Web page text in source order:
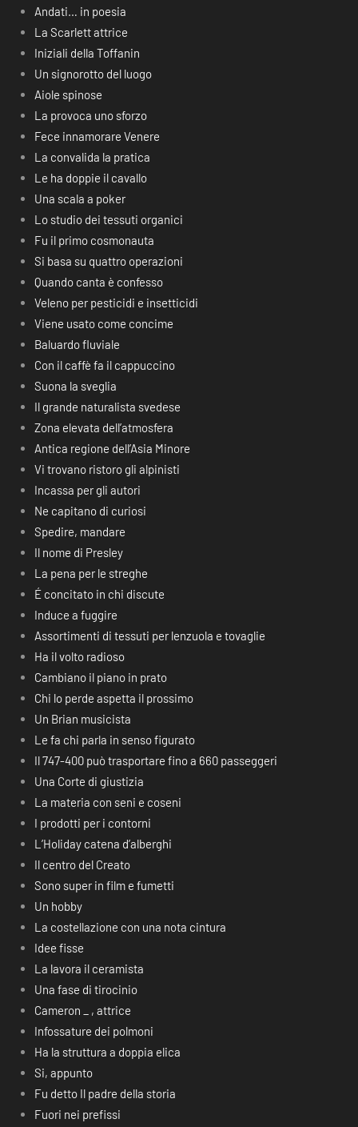
Andati… in poesia
La Scarlett attrice
Iniziali della Toffanin
Un signorotto del luogo
Aiole spinose
La provoca uno sforzo
Fece innamorare Venere
La convalida la pratica
Le ha doppie il cavallo
Una scala a poker
Lo studio dei tessuti organici
Fu il primo cosmonauta
Si basa su quattro operazioni
Quando canta è confesso
Veleno per pesticidi e insetticidi
Viene usato come concime
Baluardo fluviale
Con il caffè fa il cappuccino
Suona la sveglia
Il grande naturalista svedese
Zona elevata dell’atmosfera
Antica regione dell’Asia Minore
Vi trovano ristoro gli alpinisti
Incassa per gli autori
Ne capitano di curiosi
Spedire, mandare
Il nome di Presley
La pena per le streghe
É concitato in chi discute
Induce a fuggire
Assortimenti di tessuti per lenzuola e tovaglie
Ha il volto radioso
Cambiano il piano in prato
Chi lo perde aspetta il prossimo
Un Brian musicista
Le fa chi parla in senso figurato
Il 747-400 può trasportare fino a 660 passeggeri
Una Corte di giustizia
La materia con seni e coseni
I prodotti per i contorni
L’Holiday catena d’alberghi
Il centro del Creato
Sono super in film e fumetti
Un hobby
La costellazione con una nota cintura
Idee fisse
La lavora il ceramista
Una fase di tirocinio
Cameron _ , attrice
Infossature dei polmoni
Ha la struttura a doppia elica
Si, appunto
Fu detto Il padre della storia
Fuori nei prefissi